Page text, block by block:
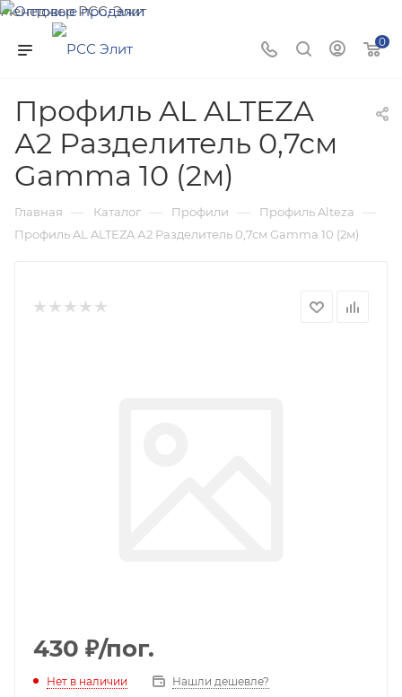
Менеджер РСС-Элит
Напишите нам и мы поможем подобрать товар именно
для Вас!
0
Профиль AL ALTEZA
А2 Разделитель 0,7см
Gamma 10 (2м)
Главная — Каталог — Профили — Профиль Alteza —
Профиль AL ALTEZA А2 Разделитель 0,7см Gamma 10 (2м)
430 ₽/пог.
Нет в наличии Нашли дешевле?